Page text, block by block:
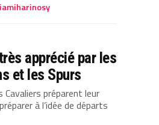
apprécié par les
et les Spurs
Cavaliers préparent leur
à l’idée de départs